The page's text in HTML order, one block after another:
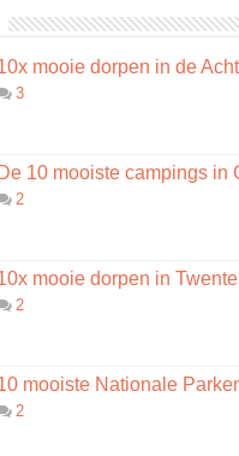
mooie dorpen in de
3
De 10 mooiste campings in
2
mooie dorpen in Twente
2
mooiste Nationale
2